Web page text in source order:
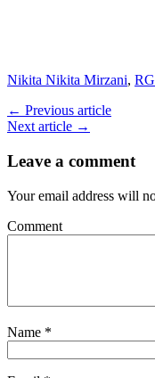
Nikita Nikita Mirzani,
← Previous article
Next article →
Leave a comment
Your email address will
Comment
Name *